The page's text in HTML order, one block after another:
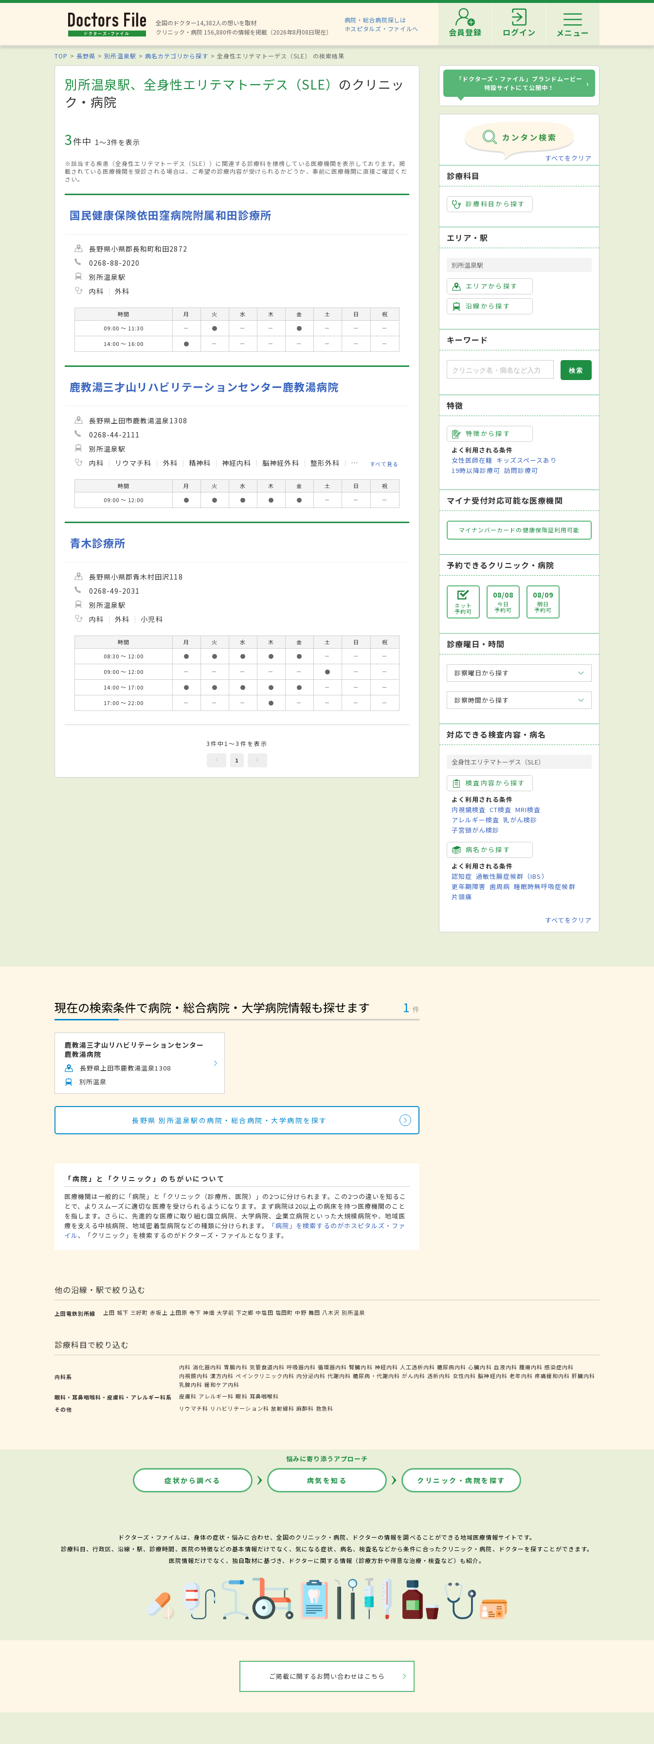
全国のドクター14,382人の想いを取材
クリニック・病院 156,880件の情報を掲載（2026年8月08日現在）
病院・総合病院探しは
ホスピタルズ・ファイルへ
会員登録 ログイン メニュー
TOP 長野県 別所温泉駅 病名カテゴリから探す 全身性エリテマトーデス（SLE） の検索結果
別所温泉駅、全身性エリテマトーデス（SLE） のクリニッ
ク・病院
3件中 1〜3件を表示
※該当する疾患（全身性エリテマトーデス（SLE））に関連する診療科を標榜している医療機関を表示しております。掲
載されている医療機関を受診される場合は、ご希望の診療内容が受けられるかどうか、事前に医療機関に直接ご確認くだ
さい。
国民健康保険依田窪病院附属和田診療所
長野県小県郡長和町和田2872
0268-88-2020
別所温泉駅
内科
外科
時間 月 火 水 木 金 土 日
祝
09:00 ～ 11:30
－ ● － － ● － －
－
14:00 ～ 16:00
● － － － － － － －
鹿教湯三才山リハビリテーションセンター鹿教湯病院
長野県上田市鹿教湯温泉1308
0268-44-2111
別所温泉駅
内科
リウマチ科 外科 精神科 神経内科 脳神経外科 整形外科 皮膚科 泌尿器科 耳鼻咽喉科 リハビリテーション科
すべて見る
時間 月 火 水 木 金 土 日
祝
09:00 ～ 12:00
● ● ● ● ● － － －
青木診療所
長野県小県郡青木村田沢118
0268-49-2031
別所温泉駅
内科
外科 小児科
時間 月 火 水 木 金 土 日
祝
08:30 ～ 12:00
● ● ● ● ● － －
－
09:00 ～ 12:00
－ － － － － ● －
－
14:00 ～ 17:00
● ● ● ● ● － －
－
17:00 ～ 22:00
－ － － ● － － － －
3件中1～3件を表示
1
「ドクターズ・ファイル」ブランドムービー
特設サイトにて公開中！
›
すべてをクリア
診療科目
診療科目から探す
エリア・駅
別所温泉駅
エリアから探す
沿線から探す
キーワード
特徴
特徴から探す
よく利用される条件
女性医師在籍 キッズスペースあり
19時以降診療可 訪問診療可
マイナ受付対応可能な医療機関
マイナンバーカードの健康保険証利用可能
予約できるクリニック・病院
ネット
予約可
08/08
今日
予約可
08/09
明日
予約可
診療曜日・時間
診察曜日から探す
診察時間から探す
対応できる検査内容・病名
全身性エリテマトーデス（SLE）
検査内容から探す
よく利用される条件
内視鏡検査 CT検査 MRI検査
アレルギー検査 乳がん検診
子宮頸がん検診
病名から探す
よく利用される条件
認知症 過敏性腸症候群（IBS）
更年期障害 歯周病 睡眠時無呼吸症候群
片頭痛
すべてをクリア
現在の検索条件で病院・総合病院・大学病院情報も探せます 1 件
鹿教湯三才山リハビリテーションセンター
鹿教湯病院
長野県上田市鹿教湯温泉1308
別所温泉
長野県 別所温泉駅の病院・総合病院・大学病院を探す
「病院」と「クリニック」のちがいについて
医療機関は一般的に「病院」と「クリニック（診療所、医院）」の2つに分けられます。この2つの違いを知るこ
とで、よりスムーズに適切な医療を受けられるようになります。まず病院は20以上の病床を持つ医療機関のこと
を指します。さらに、先進的な医療に取り組む国立病院、大学病院、企業立病院といった大規模病院や、地域医
療を支える中核病院、地域密着型病院などの種類に分けられます。
「病院」を検索するのがホスピタルズ・ファ
イル、「クリニック」を検索するのがドクターズ・ファイルとなります。
他の沿線・駅で絞り込む
上田電鉄別所線 上田 城下 三好町 赤坂上 上田原 寺下 神畑 大学前 下之郷 中塩田 塩田町 中野 舞田 八木沢 別所温泉
診療科目で絞り込む
内科系
内科 消化器内科 胃腸内科 気管食道内科 呼吸器内科 循環器内科 腎臓内科 神経内科 人工透析内科 糖尿病内科 心臓内科 血液内科 腫瘍内科 感染症内科
内視鏡内科 漢方内科 ペインクリニック内科 内分泌内科 代謝内科 糖尿病・代謝内科 がん内科 透析内科 女性内科 脳神経内科 老年内科 疼痛緩和内科 肝臓内科
乳腺内科 緩和ケア内科
眼科・耳鼻咽喉科・皮膚科・アレルギー科系
皮膚科 アレルギー科 眼科 耳鼻咽喉科
その他
リウマチ科 リハビリテーション科 放射線科 麻酔科 救急科
悩みに寄り添うアプローチ
症状から調べる 病気を知る クリニック・病院を探す
ドクターズ・ファイルは、身体の症状・悩みに合わせ、全国のクリニック・病院、ドクターの情報を調べることができる地域医療情報サイトです。
診療科目、行政区、沿線・駅、診療時間、医院の特徴などの基本情報だけでなく、気になる症状、病名、検査名などから条件に合ったクリニック・病院、ドクターを探すことができます。
医院情報だけでなく、独自取材に基づき、ドクターに関する情報（診療方針や得意な治療・検査など）も紹介。
ご掲載に関するお問い合わせはこちら